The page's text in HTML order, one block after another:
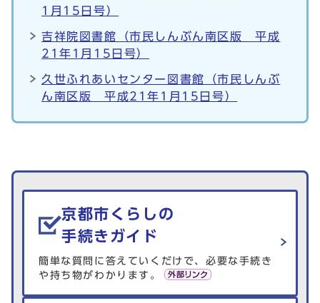
1月15日号）
吉祥院図書館（市民しんぶん南区版 平成
21年1月15日号）
久世ふれあいセンター図書館（市民しんぶ
ん南区版 平成21年1月15日号）
生活情報を探す
京都市くらしの
手続きガイド
簡単な質問に答えていくだけで、必要な手続き
や持ち物がわかります。